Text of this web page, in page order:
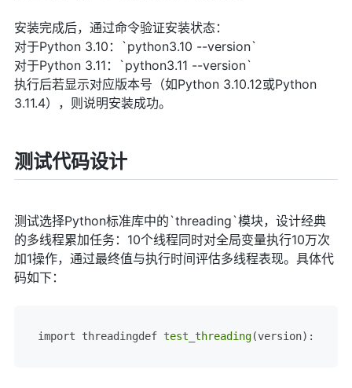
安装完成后，通过命令验证安装状态：
对于Python 3.10：`python3.10 --version`
对于Python 3.11：`python3.11 --version`
执行后若显示对应版本号（如Python 3.10.12或Python
3.11.4），则说明安装成功。
测试代码设计
测试选择Python标准库中的`threading`模块，设计经典
的多线程累加任务：10个线程同时对全局变量执行10万次
加1操作，通过最终值与执行时间评估多线程表现。具体代
码如下：
import threadingdef test_threading(version):